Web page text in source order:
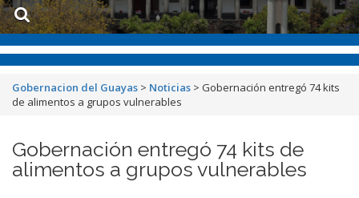
Gobernacion del Guayas > Noticias > Gobernación entregó 74 kits
de alimentos a grupos vulnerables
Gobernación entregó 74 kits de
alimentos a grupos vulnerables